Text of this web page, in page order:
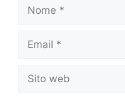
web